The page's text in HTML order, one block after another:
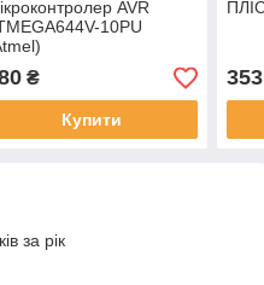
AVR
10PU
₴
Купити
за рік